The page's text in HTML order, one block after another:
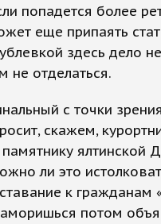
попадется более
еще припаять
здесь дело
не отделаться.
с точки
скажем,
ялтинской
ли это
к гражданам
потом